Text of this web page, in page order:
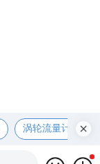
涡轮流量计选型